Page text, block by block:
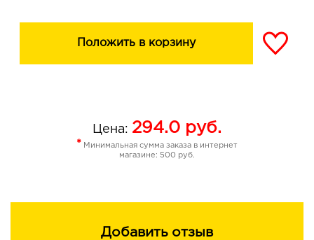
Положить в корзину
Цена: 294.0 руб.
* Минимальная сумма заказа в интернет
магазине: 500 руб.
Добавить отзыв